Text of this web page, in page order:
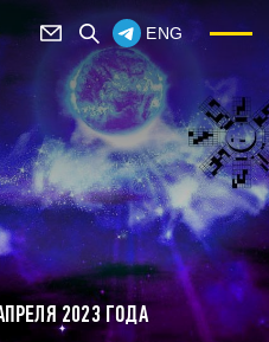
ENG
2023 ГОДА